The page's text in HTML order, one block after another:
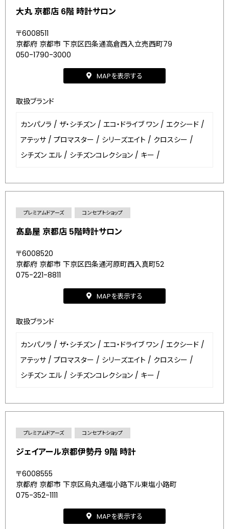
大丸 京都店 6階 時計サロン
〒6008511
京都府 京都市 下京区四条通高倉西入立売西町79
050-1790-3000
MAPを表示する
取扱ブランド
カンパノラ / ザ・シチズン / エコ・ドライブ ワン / エクシード /
アテッサ / プロマスター / シリーズエイト / クロスシー /
シチズン エル / シチズンコレクション / キー /
プレミアムドアーズ コンセプトショップ
髙島屋 京都店 5階時計サロン
〒6008520
京都府 京都市 下京区四条通河原町西入真町52
075-221-8811
MAPを表示する
取扱ブランド
カンパノラ / ザ・シチズン / エコ・ドライブ ワン / エクシード /
アテッサ / プロマスター / シリーズエイト / クロスシー /
シチズン エル / シチズンコレクション / キー /
プレミアムドアーズ コンセプトショップ
ジェイアール京都伊勢丹 9階 時計
〒6008555
京都府 京都市 下京区烏丸通塩小路下ル東塩小路町
075-352-1111
MAPを表示する